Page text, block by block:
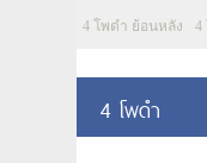
4 โพดำ ย้อนหลัง 4
4 โพดำ